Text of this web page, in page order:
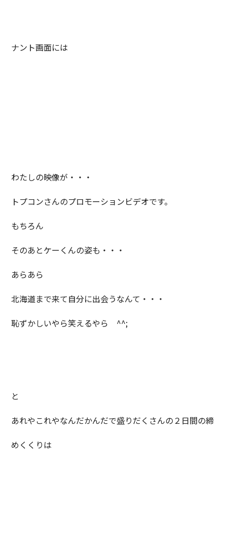
ナント画面には
わたしの映像が・・・
トプコンさんのプロモーションビデオです。
もちろん
そのあとケーくんの姿も・・・
あらあら
北海道まで来て自分に出会うなんて・・・
恥ずかしいやら笑えるやら ^^;
と
あれやこれやなんだかんだで盛りだくさんの２日間の締
めくくりは